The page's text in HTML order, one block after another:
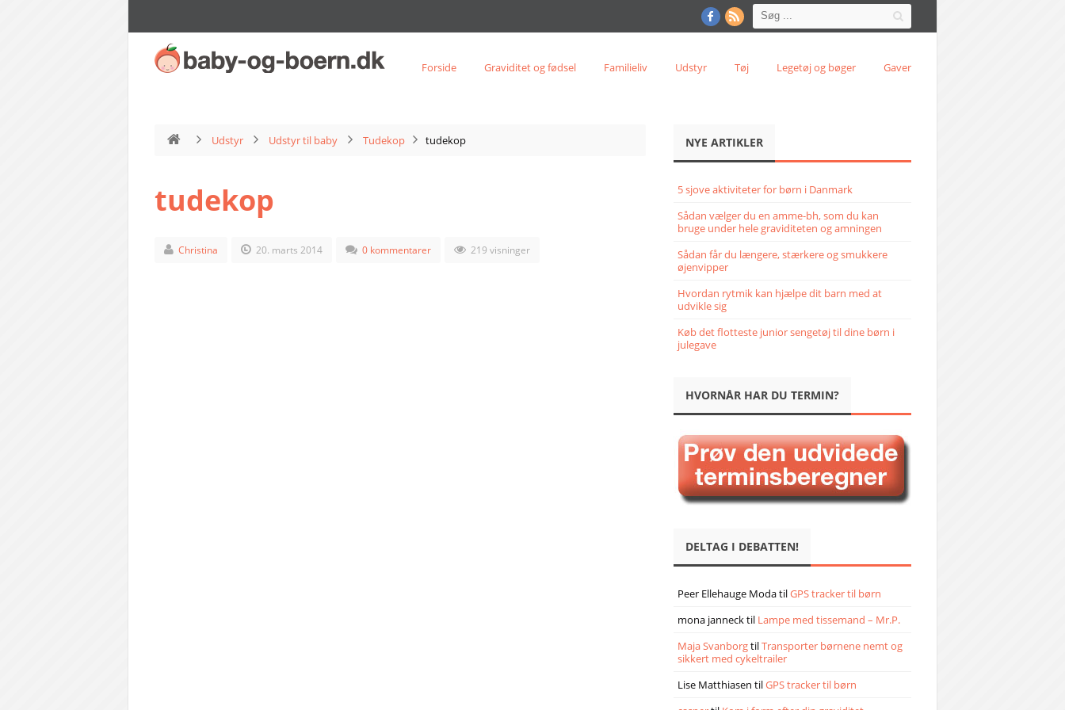
Forside Graviditet og fødsel Familieliv Udstyr Tøj Legetøj og bøger Gaver
Udstyr Udstyr til baby Tudekop tudekop
tudekop
Christina 20. marts 2014 0 kommentarer 219 visninger
NYE ARTIKLER
5 sjove aktiviteter for børn i Danmark
Sådan vælger du en amme-bh, som du kan
bruge under hele graviditeten og amningen
Sådan får du længere, stærkere og smukkere
øjenvipper
Hvordan rytmik kan hjælpe dit barn med at
udvikle sig
Køb det flotteste junior sengetøj til dine børn i
julegave
HVORNÅR HAR DU TERMIN?
DELTAG I DEBATTEN!
Peer Ellehauge ModatilGPS tracker til børn
mona jannecktil Lampe med tissemand – Mr.P.
Maja SvanborgtilTransporter børnene nemt og
sikkert med cykeltrailer
Lise Matthiasen tilGPS tracker til børn